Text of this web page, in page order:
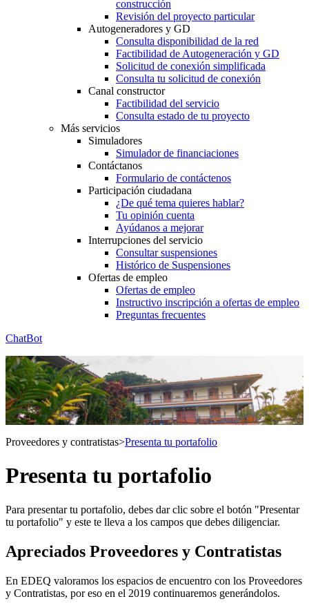
construcción
Revisión del proyecto particular
Autogeneradores y GD
Consulta disponibilidad de la red
Factibilidad de Autogeneración y GD
Solicitud de conexión simplificada
Consulta tu solicitud de conexión
Canal constructor
Factibilidad del servicio
Consulta estado de tu proyecto
Más servicios
Simuladores
Simulador de financiaciones
Contáctanos
Formulario de contáctenos
Participación ciudadana
¿De qué tema quieres hablar?
Tu opinión cuenta
Ayúdanos a mejorar
Interrupciones del servicio
Consultar suspensiones
Histórico de Suspensiones
Ofertas de empleo
Ofertas de empleo
Instructivo inscripción a ofertas de empleo
Preguntas frecuentes
ChatBot
Proveedores y contratistas>Presenta tu portafolio
Presenta tu portafolio
Para presentar tu portafolio, debes dar clic sobre el botón "Presentar
tu portafolio" y este te lleva a los campos que debes diligenciar.
Apreciados Proveedores y Contratistas
En EDEQ valoramos los espacios de encuentro con los Proveedores
y Contratistas, por eso en el 2019 continuaremos generándolos.